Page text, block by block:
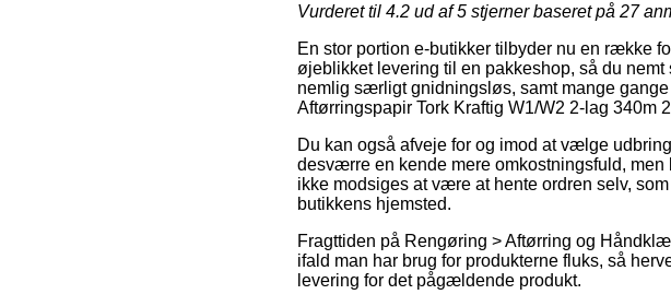
Vurderet til 4.2 ud af 5 stjerner baseret på 27
En stor portion e-butikker tilbyder nu en række
øjeblikket levering til en pakkeshop, så du
nemlig særligt gnidningsløs, samt mange
Aftørringspapir Tork Kraftig W1/W2 2-lag 340m
Du kan også afveje for og imod at vælge
desværre en kende mere omkostningsfuld,
ikke modsiges at være at hente ordren selv,
butikkens hjemsted.
Fragttiden på Rengøring > Aftørring og
ifald man har brug for produkterne fluks, så
levering for det pågældende produkt.